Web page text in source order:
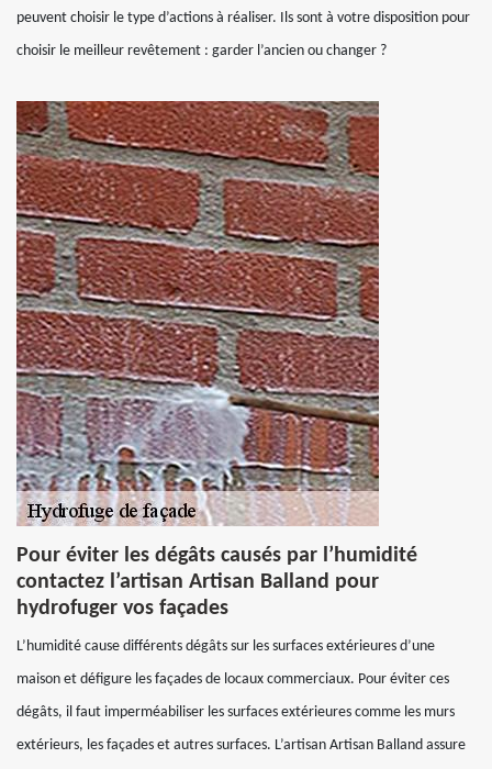
peuvent choisir le type d’actions à réaliser. Ils sont à votre disposition pour
choisir le meilleur revêtement : garder l’ancien ou changer ?
Pour éviter les dégâts causés par l’humidité
contactez l’artisan Artisan Balland pour
hydrofuger vos façades
L’humidité cause différents dégâts sur les surfaces extérieures d’une
maison et défigure les façades de locaux commerciaux. Pour éviter ces
dégâts, il faut imperméabiliser les surfaces extérieures comme les murs
extérieurs, les façades et autres surfaces. L’artisan Artisan Balland assure